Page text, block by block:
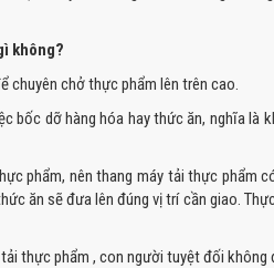
không?
chuyên chở thực phẩm lên trên cao.
dỡ hàng hóa hay thức ăn, nghĩa là
phẩm, nên thang máy tải thực phẩm
ăn sẽ đưa lên đúng vị trí cần giao.
thực phẩm , con người tuyệt đối không